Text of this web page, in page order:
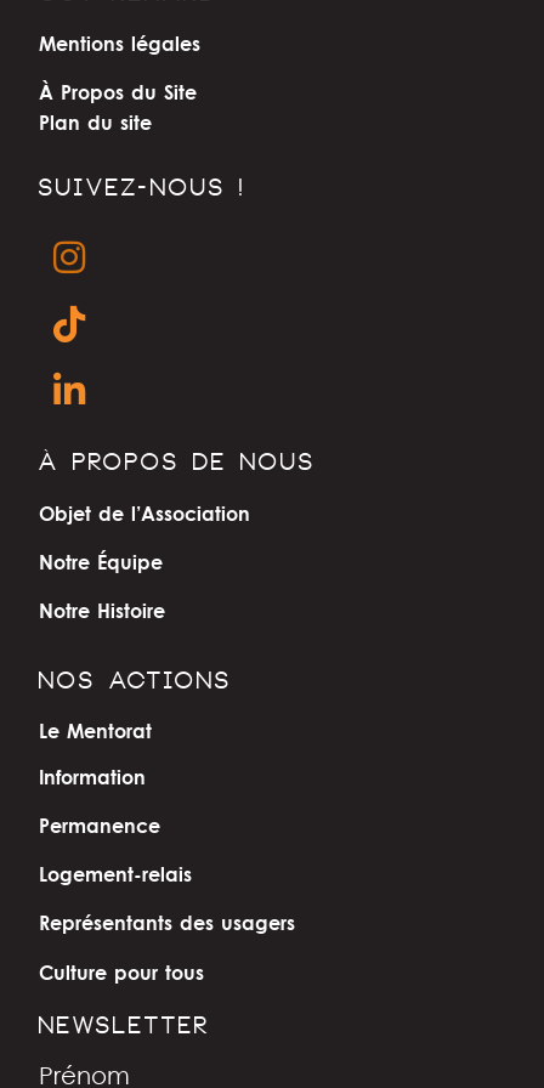
Mentions légales
À Propos du Site
Plan du site
SUIVEZ-NOUS !
À PROPOS DE NOUS
Objet de l’Association
Notre Équipe
Notre Histoire
NOS ACTIONS
Le Mentorat
Information
Permanence
Logement-relais
Représentants des usagers
Culture pour tous
NEWSLETTER
Prénom